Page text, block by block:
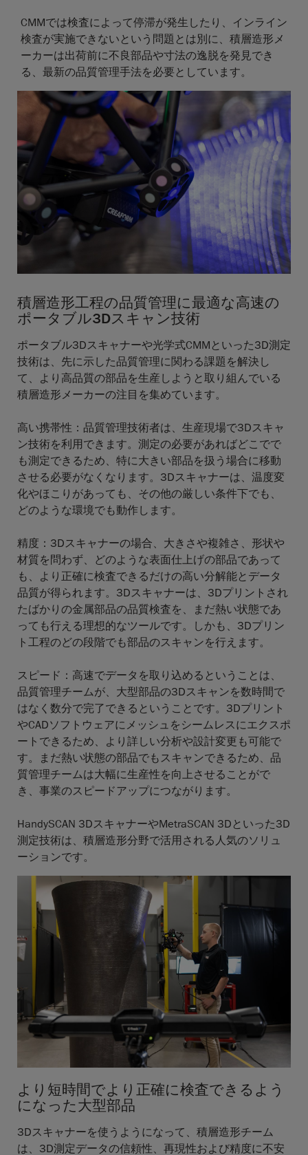
CMMでは検査によって停滞が発生したり、インライン
検査が実施できないという問題とは別に、積層造形メ
ーカーは出荷前に不良部品や寸法の逸脱を発見でき
る、最新の品質管理手法を必要としています。
積層造形工程の品質管理に最適な高速の
ポータブル3Dスキャン技術
ポータブル3Dスキャナーや光学式CMMといった3D測定
技術は、先に示した品質管理に関わる課題を解決し
て、より高品質の部品を生産しようと取り組んでいる
積層造形メーカーの注目を集めています。
高い携帯性 ：品質管理技術者は、生産現場で3Dスキャ
ン技術を利用できます。測定の必要があればどこでで
も測定できるため、特に大きい部品を扱う場合に移動
させる必要がなくなります。3Dスキャナーは、温度変
化やほこりがあっても、その他の厳しい条件下でも、
どのような環境でも動作します。
精度 ：3Dスキャナーの場合、大きさや複雑さ、形状や
材質を問わず、どのような表面仕上げの部品であって
も、より正確に検査できるだけの高い分解能とデータ
品質が得られます。3Dスキャナーは、3Dプリントされ
たばかりの金属部品の品質検査を、まだ熱い状態であ
っても行える理想的なツールです。しかも、3Dプリン
ト工程のどの段階でも部品のスキャンを行えます。
スピード ：高速でデータを取り込めるということは、
品質管理チームが、大型部品の3Dスキャンを数時間で
はなく数分で完了できるということです。3Dプリント
やCADソフトウェアにメッシュをシームレスにエクスポ
ートできるため、より詳しい分析や設計変更も可能で
す。まだ熱い状態の部品でもスキャンできるため、品
質管理チームは大幅に生産性を向上させることがで
き、事業のスピードアップにつながります。
HandySCAN 3DスキャナーやMetraSCAN 3Dといった3D
測定技術は、積層造形分野で活用される人気のソリュ
ーションです。
より短時間でより正確に検査できるよう
になった大型部品
3Dスキャナーを使うようになって、積層造形チーム
は、3D測定データの信頼性、再現性および精度に不安